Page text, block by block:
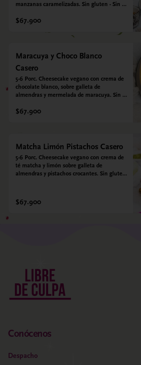
manzanas caramelizadas. Sin gluten - Sin
$67.900
Maracuya y Choco Blanco
Casero
5-6 Porc. Cheesecake vegano con crema de
chocolate blanco, sobre galleta de
almendras y mermelada de maracuya. Sin
$67.900
Matcha Limón Pistachos Casero
5-6 Porc. Cheesecake vegano con crema de
té matcha y limón sobre galleta de
almendras y pistachos crocantes. Sin gluten
$67.900
Conócenos
Despacho